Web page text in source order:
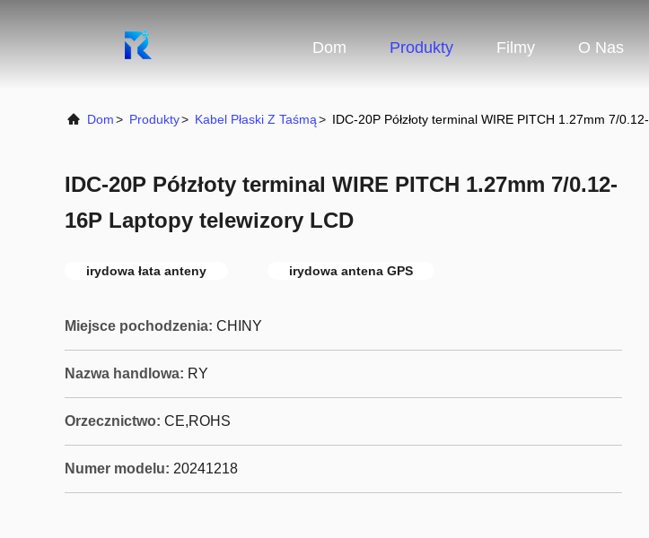
Dom Produkty Filmy O Nas
Dom> Produkty> Kabel Płaski Z Taśmą> IDC-20P Półzłoty terminal WIRE PITCH 1.27mm 7/
IDC-20P Półzłoty terminal WIRE PITCH 1.27mm 7/0.12-
16P Laptopy telewizory LCD
irydowa łata anteny irydowa antena GPS
Miejsce pochodzenia: CHINY
Nazwa handlowa: RY
Orzecznictwo: CE,ROHS
Numer modelu: 20241218